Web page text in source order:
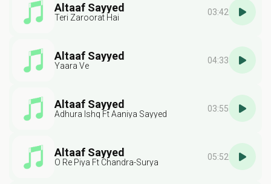
Altaaf Sayyed
Teri Zaroorat Hai
03:42
Altaaf Sayyed
Yaara Ve
04:33
Altaaf Sayyed
Adhura Ishq Ft Aaniya Sayyed
03:55
Altaaf Sayyed
O Re Piya Ft Chandra-Surya
05:52